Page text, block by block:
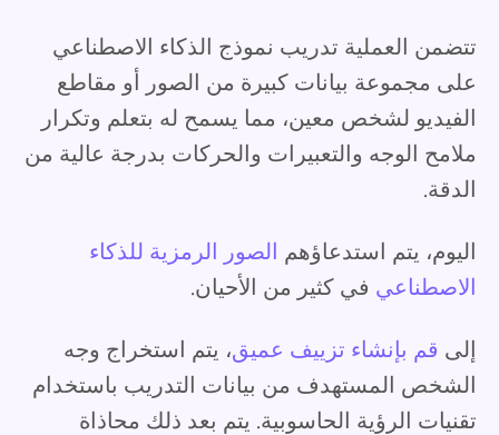
تتضمن العملية تدريب نموذج الذكاء الاصطناعي
على مجموعة بيانات كبيرة من الصور أو مقاطع
الفيديو لشخص معين، مما يسمح له بتعلم وتكرار
ملامح الوجه والتعبيرات والحركات بدرجة عالية من
الدقة.
اليوم، يتم استدعاؤهم الصور الرمزية للذكاء
الاصطناعي في كثير من الأحيان.
إلى قم بإنشاء تزييف عميق، يتم استخراج وجه
الشخص المستهدف من بيانات التدريب باستخدام
تقنيات الرؤية الحاسوبية. يتم بعد ذلك محاذاة